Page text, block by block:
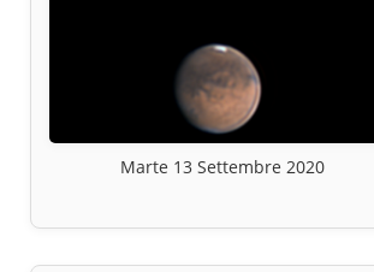
Marte 13 Settembre 2020